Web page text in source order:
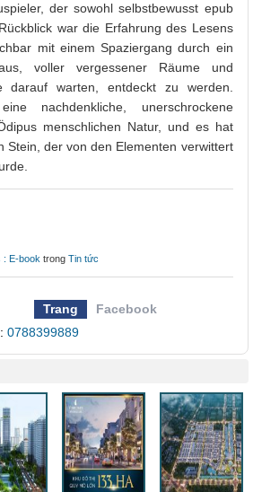
der sowohl selbstbewusst epub
war die Erfahrung des Lesens
mit einem Spaziergang durch ein
voller vergessener Räume und
darauf warten, entdeckt zu werden.
nachdenkliche, unerschrockene
menschlichen Natur, und es hat
Stein, der von den Elementen verwittert
: E-book trong Tin tức
Trang
Facebook
0788399889